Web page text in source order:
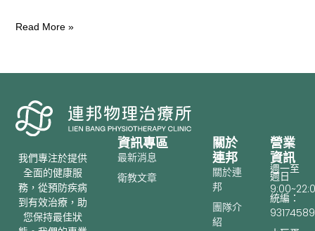
Read More »
我們專注於提供
全面的健康服
務，從預防疾病
到有效治療，助
您保持最佳狀
營業
資訊
週一至
週日
統編：
93174589
關於
連邦
關於連
邦
團隊介
紹
資訊專區
最新消息
衛教文章